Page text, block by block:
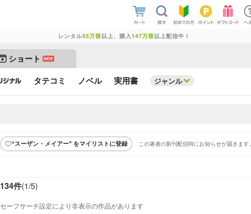
レンタル55万冊以上、購入 147万冊以上配信中！
ショート NEW
タテコミ ノベル 実用書 ジャンル
“スーザン・メイアー” をマイリストに登録 この著者の新刊配信時にお知らせが届きます。
134件(1/5)
セーフサーチ設定により非表示の作品があります